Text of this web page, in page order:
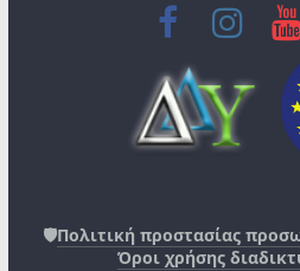
🛡️Πολιτική προστασίας
Όροι χρήσης